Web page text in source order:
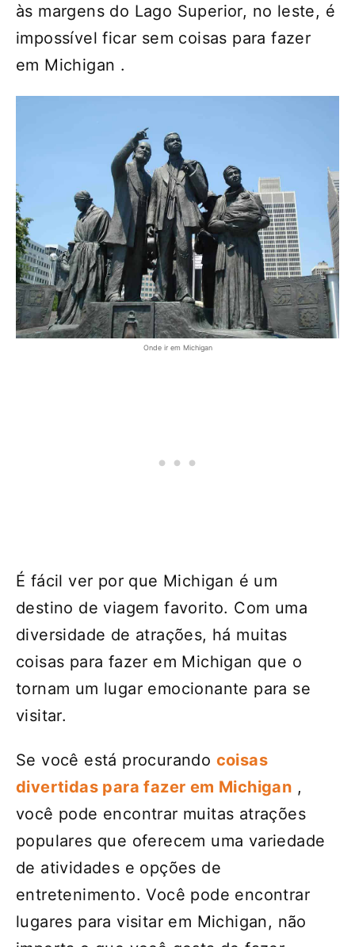
às margens do Lago Superior, no leste, é
impossível ficar sem coisas para fazer
em Michigan .
Onde ir em Michigan
É fácil ver por que Michigan é um
destino de viagem favorito. Com uma
diversidade de atrações, há muitas
coisas para fazer em Michigan que o
tornam um lugar emocionante para se
visitar.
Se você está procurando coisas
divertidas para fazer em Michigan ,
você pode encontrar muitas atrações
populares que oferecem uma variedade
de atividades e opções de
entretenimento. Você pode encontrar
lugares para visitar em Michigan, não